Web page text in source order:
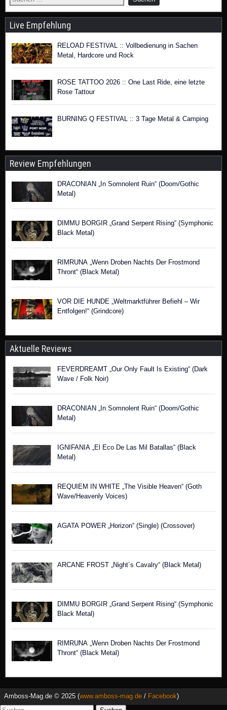
Live Empfehlung
RELOAD FESTIVAL :: Vollbedienung in Sachen
Metal, Hardcore und Rock
ROSE TATTOO 2026 :: One Last Ride, eine letzte
Rose Tattour
BURNING Q FESTIVAL :: 3 Tage Metal & Camping
Review Empfehlungen
DRACONIAN „In Somnolent Ruin“ (Doom/Gothic
Metal)
DIMMU BORGIR „Grand Serpent Rising“ (Symphonic
Black Metal)
RIMRUNA „Wenn Droben Nachts Der Frostmond
Thront“ (Black Metal)
VOR DIE HUNDE „Weltmarktführer Befiehl – Wir
Entfolgen!“ (Grindcore)
Aktuelle Reviews
FEVERDREAMT „Our Only Fault Is Existing“ (Dark
Wave / Folk Noir)
DRACONIAN „In Somnolent Ruin“ (Doom/Gothic
Metal)
IGNIFANIA „El Eco De Las Mil Batallas“ (Black
Metal)
REQUIEM IN WHITE „The Visible Heaven“ (Goth
Wave/Heavenly Voices)
AGATA POWER „Horizon“ (Single) (Crossover)
ARCANE FROST „Night´s Cavalry“ (Black Metal)
DIMMU BORGIR „Grand Serpent Rising“ (Symphonic
Black Metal)
RIMRUNA „Wenn Droben Nachts Der Frostmond
Thront“ (Black Metal)
Amboss-Mag.de © 2025 (www.amboss-mag.de / Facebook)